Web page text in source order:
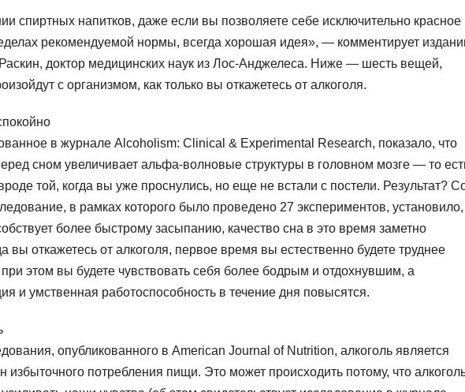
спиртных напитков, даже если вы позволяете себе исключительно красное
рекомендуемой нормы, всегда хорошая идея», — комментирует
доктор медицинских наук из Лос-Анджелеса. Ниже — шесть вещей,
с организмом, как только вы откажетесь от алкоголя.
в журнале Alcoholism: Clinical & Experimental Research, показало, что
сном увеличивает альфа-волновые структуры в головном мозге — то
той, когда вы уже проснулись, но еще не встали с постели. Результат?
в рамках которого было проведено 27 экспериментов, установило,
более быстрому засыпанию, качество сна в это время заметно
вы откажетесь от алкоголя, первое время вы естественно будете труднее
этом вы будете чувствовать себя более бодрым и отдохнувшим, а
и умственная работоспособность в течение дня повысятся.
опубликованного в American Journal of Nutrition, алкоголь является
избыточного потребления пищи. Это может происходить потому, что